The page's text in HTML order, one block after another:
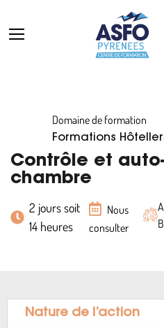
Formations
Particuliers
Entreprises
Qui sommes-nous ?
Notre catalogue
Domaine de formation
Formations
Contrôle et
chambre
2 jours soit
14 heures
Nous
consulter
Nature de l’action